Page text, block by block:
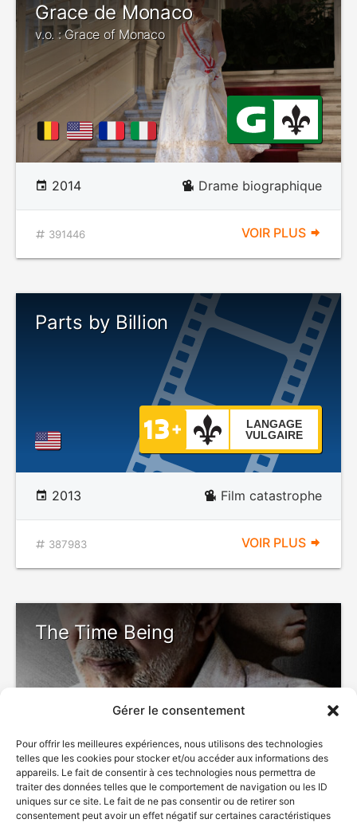
Gérer le consentement
Pour offrir les meilleures expériences, nous utilisons des technologies
telles que les cookies pour stocker et/ou accéder aux informations des
appareils. Le fait de consentir à ces technologies nous permettra de
traiter des données telles que le comportement de navigation ou les ID
uniques sur ce site. Le fait de ne pas consentir ou de retirer son
consentement peut avoir un effet négatif sur certaines caractéristiques
Grace de Monaco
v.o. : Grace of Monaco
2014 Drame biographique
391446 VOIR PLUS
Parts by Billion
LANGAGE
VULGAIRE
2013 Film catastrophe
387983 VOIR PLUS
The Time Being
2012 Drame